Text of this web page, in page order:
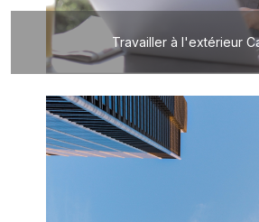
Travailler à l'extérieur